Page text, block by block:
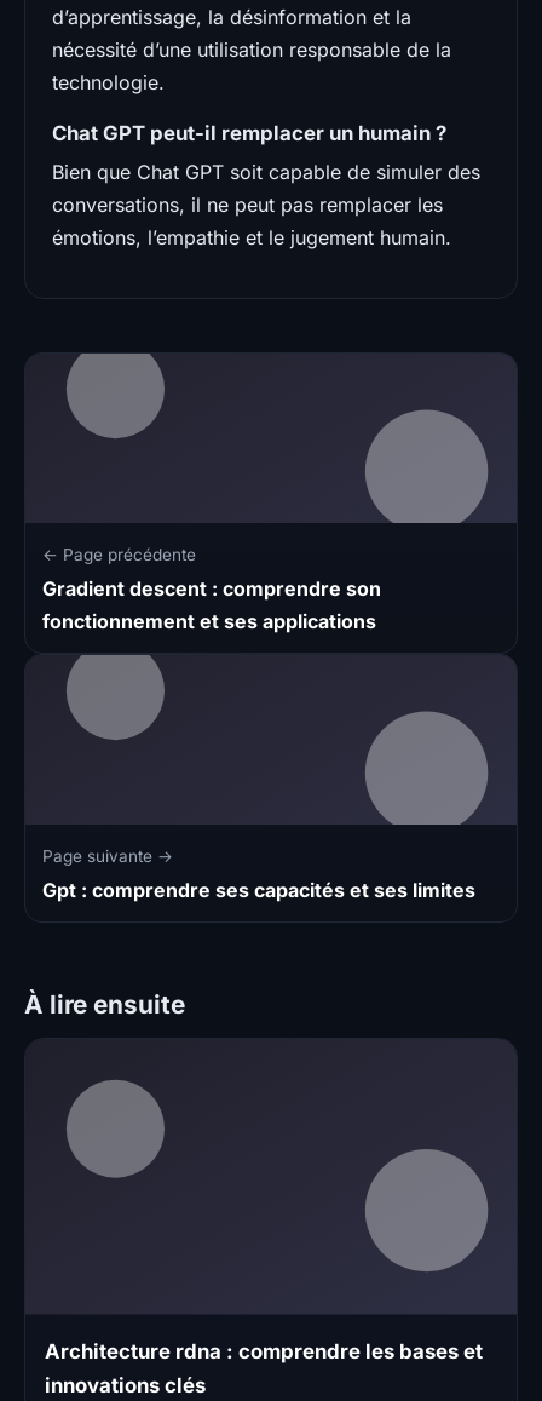
d’apprentissage, la désinformation et la
nécessité d’une utilisation responsable de la
technologie.
Chat GPT peut-il remplacer un humain ?
Bien que Chat GPT soit capable de simuler des
conversations, il ne peut pas remplacer les
émotions, l’empathie et le jugement humain.
← Page précédente
Gradient descent : comprendre son
fonctionnement et ses applications
Page suivante →
Gpt : comprendre ses capacités et ses limites
À lire ensuite
Architecture rdna : comprendre les bases et
innovations clés